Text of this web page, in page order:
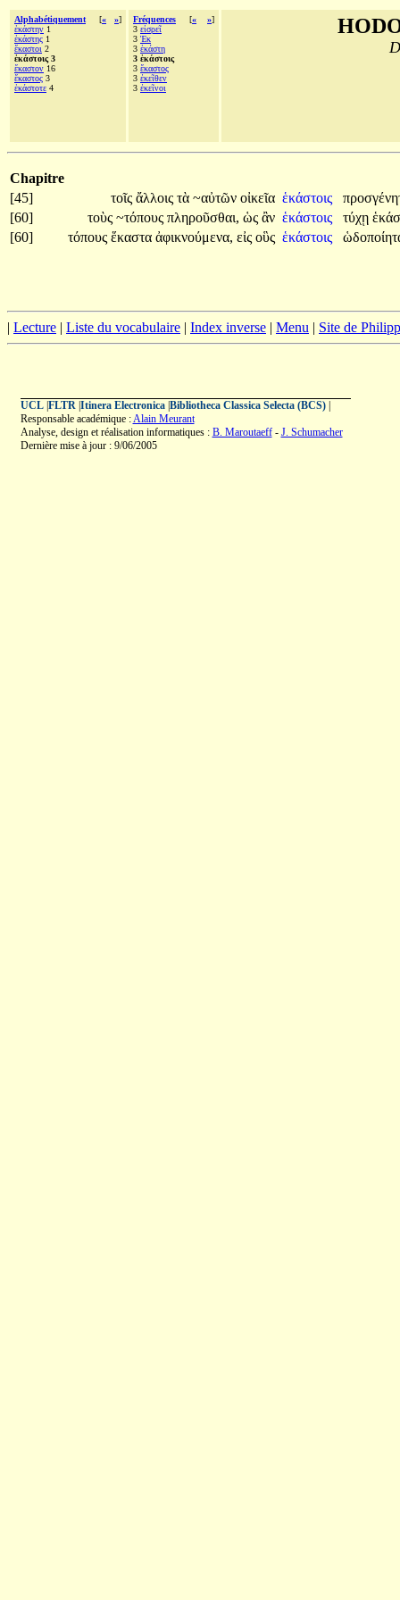
Alphabétiquement [« »]
ἑκάστην 1
ἑκάστης 1
ἕκαστοι 2
ἑκάστοις 3
ἕκαστον 16
ἕκαστος 3
ἑκάστοτε 4
Fréquences [« »]
3 εἰσρεῖ
3 Ἐκ
3 ἑκάστη
3 ἑκάστοις
3 ἕκαστος
3 ἐκεῖθεν
3 ἐκεῖνοι
Chapitre
[45]
τοῖς ἄλλοις τὰ ~αὐτῶν οἰκεῖα ἑκάστοις
[60]
τοὺς ~τόπους πληροῦσθαι, ὡς ἂν ἑκάστοις τύχῃ
[60]
τόπους ἕκαστα ἀφικνούμενα, εἰς οὓς ἑκάστοις
| Lecture | Liste du vocabulaire | Index inverse | Menu | Site de
UCL| FLTR| Itinera Electronica| Bibliotheca Classica Selecta (BCS)|
Responsable académique :Alain Meurant
Analyse, design et réalisation informatiques : B. Maroutaeff- J. Schumacher
Dernière mise à jour : 9/06/2005